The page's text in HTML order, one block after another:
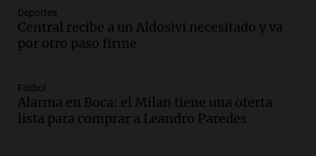
Episodios
Audio. La inflación en Buenos Aires
alcanza el 2,9% en julio, generando
Panorama Federal
Episodios
Audio.Descuentos de hasta 700.000
Deportes
Central recibe a un Aldosivi necesitado y va
por otro paso firme
Fútbol
Alarma en Boca: el Milan tiene una oferta
lista para comprar a Leandro Paredes